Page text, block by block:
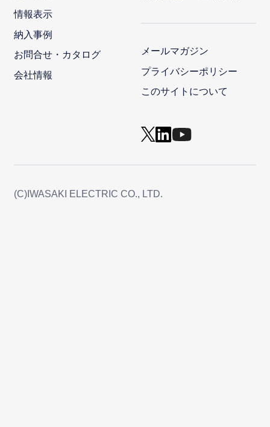
情報表示
納入事例
お問合せ・カタログ
会社情報
メールマガジン
プライバシーポリシー
このサイトについて
(C)IWASAKI ELECTRIC CO., LTD.